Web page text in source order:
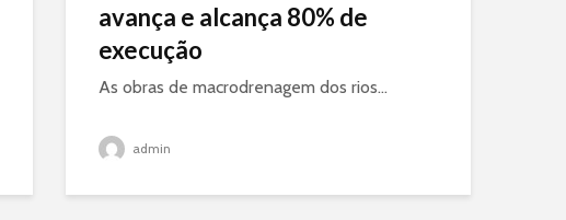
avança e alcança 80% de
execução
As obras de macrodrenagem dos rios...
admin